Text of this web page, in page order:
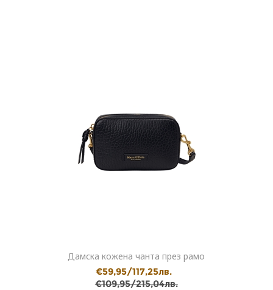
Дамска кожена чанта през рамо
€59,95/117,25лв.
€109,95/215,04лв.